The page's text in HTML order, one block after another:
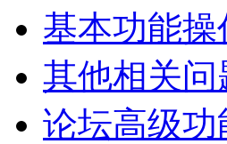
基本功能操
其他相关问
论坛高级功